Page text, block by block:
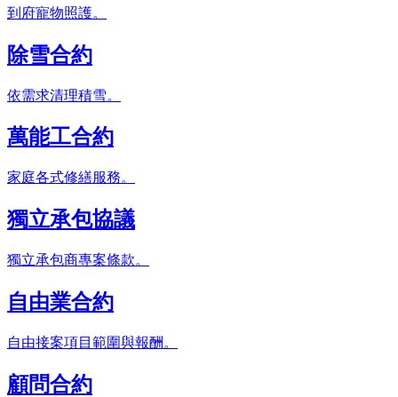
到府寵物照護。
除雪合約
依需求清理積雪。
萬能工合約
家庭各式修繕服務。
獨立承包協議
獨立承包商專案條款。
自由業合約
自由接案項目範圍與報酬。
顧問合約